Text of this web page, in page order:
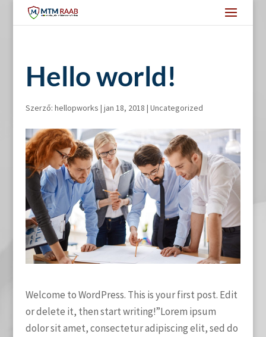
Hello world!
Szerző: hellopworks | jan 18, 2018 | Uncategorized
Welcome to WordPress. This is your first post. Edit
or delete it, then start writing!”Lorem ipsum
dolor sit amet, consectetur adipiscing elit, sed do